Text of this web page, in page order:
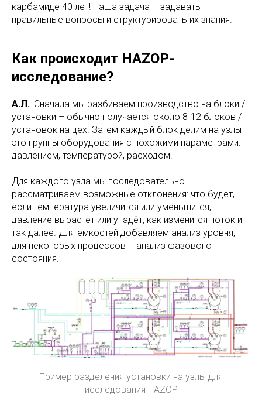
карбамиде 40 лет! Наша задача – задавать
правильные вопросы и структурировать их знания.
Как происходит HAZOP-
исследование?
А.Л.: Сначала мы разбиваем производство на блоки /
установки – обычно получается около 8-12 блоков /
установок на цех. Затем каждый блок делим на узлы –
это группы оборудования с похожими параметрами:
давлением, температурой, расходом.
Для каждого узла мы последовательно
рассматриваем возможные отклонения: что будет,
если температура увеличится или уменьшится,
давление вырастет или упадёт, как изменится поток и
так далее. Для ёмкостей добавляем анализ уровня,
для некоторых процессов – анализ фазового
состояния.
Пример разделения установки на узлы для
исследования HAZOP